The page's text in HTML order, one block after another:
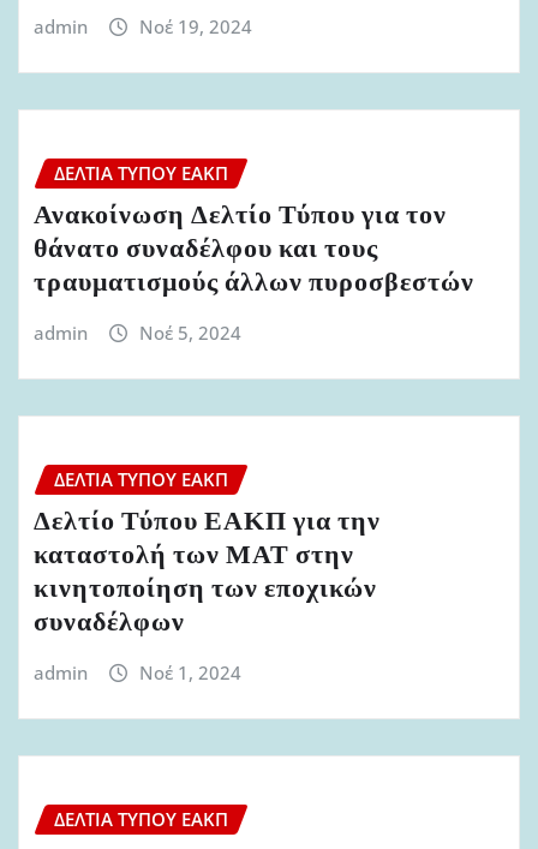
admin Νοέ 19, 2024
ΔΕΛΤΊΑ ΤΎΠΟΥ ΕΑΚΠ
Ανακοίνωση Δελτίο Τύπου για τον
θάνατο συναδέλφου και τους
τραυματισμούς άλλων πυροσβεστών
admin Νοέ 5, 2024
ΔΕΛΤΊΑ ΤΎΠΟΥ ΕΑΚΠ
Δελτίο Τύπου ΕΑΚΠ για την
καταστολή των ΜΑΤ στην
κινητοποίηση των εποχικών
συναδέλφων
admin Νοέ 1, 2024
ΔΕΛΤΊΑ ΤΎΠΟΥ ΕΑΚΠ